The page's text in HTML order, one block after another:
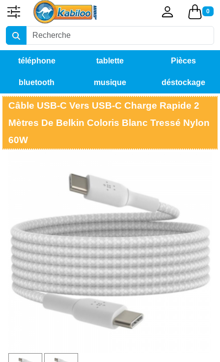
0
téléphone tablette Pièces
détachées
bluetooth musique déstockage
Câble USB-C Vers USB-C Charge Rapide 2
Mètres De Belkin Coloris Blanc Tressé Nylon
60W